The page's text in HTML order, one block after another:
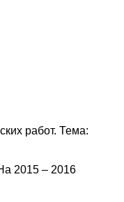
работ. Тема:
2015 – 2016